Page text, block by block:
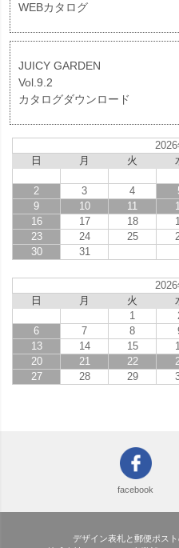
WEBカタログ
JUICY GARDEN
Vol.9.2
カタログダウンロード
2026
日
月 火
2
3 4
9
10 11
16
17 18
23
24 25
30
31
2026
日
月 火
1
6
7 8
13
14 15
20
21 22
27
28 29
facebook
デザイン表札と郵便ポス